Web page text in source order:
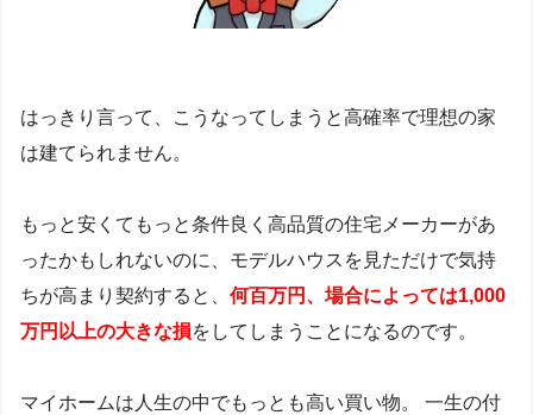
はっきり言って、こうなってしまうと高確率で理想の家
は建てられません。
もっと安くてもっと条件良く高品質の住宅メーカーがあ
ったかもしれないのに、モデルハウスを見ただけで気持
ちが高まり契約すると、 何百万円、場合によっては1,000
万円以上の大きな損をしてしまうことになるのです。
マイホームは人生の中でもっとも高い買い物。 一生の付